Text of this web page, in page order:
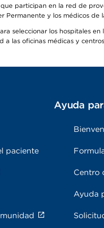
participan en la red de
y los médicos
seleccionar los hospitales
las oficinas médicas y
paciente
Ayuda
Centro
Ayuda